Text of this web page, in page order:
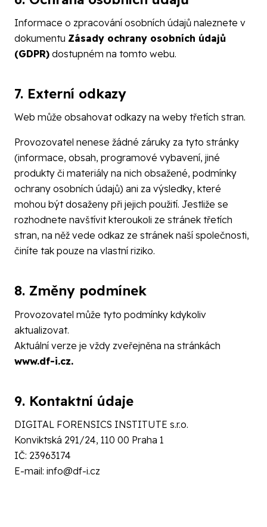
Informace o zpracování osobních údajů naleznete v
dokumentu Zásady ochrany osobních údajů
(GDPR) dostupném na tomto webu.
7. Externí odkazy
Web může obsahovat odkazy na weby třetích stran.
Provozovatel nenese žádné záruky za tyto stránky
(informace, obsah, programové vybavení, jiné
produkty či materiály na nich obsažené, podmínky
ochrany osobních údajů) ani za výsledky, které
mohou být dosaženy při jejich použití. Jestliže se
rozhodnete navštívit kteroukoli ze stránek třetích
stran, na něž vede odkaz ze stránek naší společnosti,
činíte tak pouze na vlastní riziko.
8. Změny podmínek
Provozovatel může tyto podmínky kdykoliv
aktualizovat.
Aktuální verze je vždy zveřejněna na stránkách
www.df-i.cz.
9. Kontaktní údaje
DIGITAL FORENSICS INSTITUTE s.r.o.
Konviktská 291/24, 110 00 Praha 1
IČ: 23963174
E-mail: info@df-i.cz